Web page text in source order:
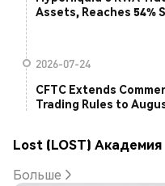
Assets, Reaches 54%
2026-07-24
CFTC Extends
Trading Rules to
Lost (LOST) Академия
Больше